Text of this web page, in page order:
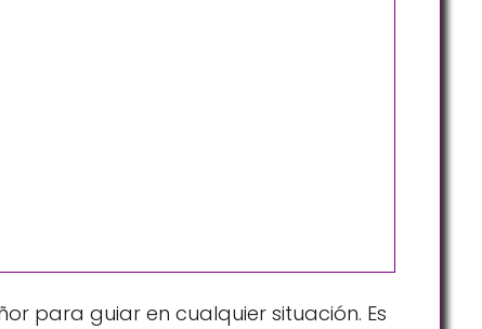
para guiar en cualquier situación. Es